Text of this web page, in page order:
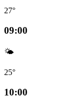
27°
09:00
🌤️
25°
10:00